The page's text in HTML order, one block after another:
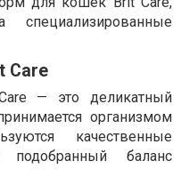
Care
— это деликатный
организмом
качественные
баланс